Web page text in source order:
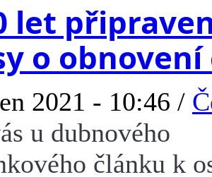
let
o
2021 - 10:46 /
u dubnového
článku k